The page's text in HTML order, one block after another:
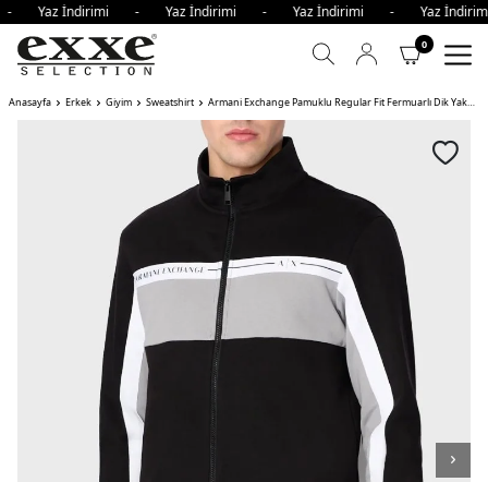
Yaz İndirimi - Yaz İndirimi - Yaz İndirimi - Yaz
0
Anasayfa Erkek Giyim Sweatshirt Armani Exchange Pamuklu Regular Fit Fermuarlı Dik Yaka Erkek Sweat ZJDEZ